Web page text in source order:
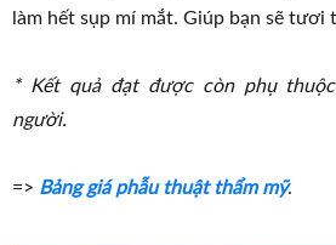
làm hết sụp mí mắt. Giúp bạn sẽ tươi
* Kết quả đạt được còn phụ
người.
=> Bảng giá phẫu thuật thẩm mỹ.